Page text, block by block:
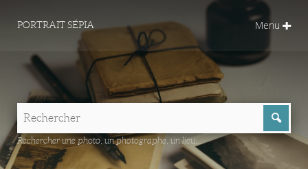
PORTRAIT SÉPIA Menu
Rechercher une photo, un photographe, un lieu...